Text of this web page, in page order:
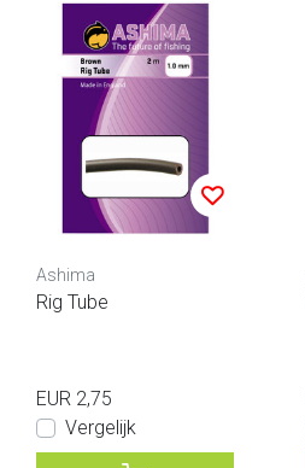
Ashima
Rig Tube
EUR 2,75
Vergelijk